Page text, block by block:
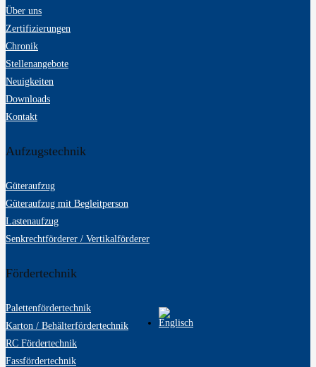
Über uns
Zertifizierungen
Chronik
Stellenangebote
Neuigkeiten
Downloads
Kontakt
Aufzugstechnik
Güteraufzug
Güteraufzug mit Begleitperson
Lastenaufzug
Senkrechtförderer / Vertikalförderer
Fördertechnik
Palettenfördertechnik
Karton / Behälterfördertechnik
RC Fördertechnik
Fassfördertechnik